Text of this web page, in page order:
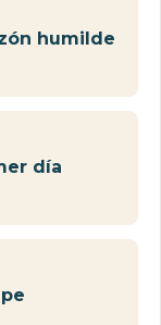
humilde
día